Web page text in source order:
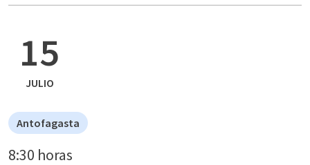
15
JULIO
Antofagasta
8:30 horas